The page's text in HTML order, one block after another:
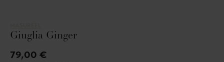
Giuglia Ginger
79,00 €